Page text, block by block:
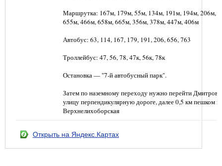
Маршрутка: 167м, 179м, 55м, 134м, 191м, 194м, 206м,
655м, 466м, 658м, 665м, 356м, 378м, 447м, 406м
Автобус: 63, 114, 167, 179, 191, 206, 656, 763
Троллейбус: 47, 56, 78, 47к, 56к, 78к
Остановка — "7-й автобусный парк".
Затем по наземному переходу нужно перейти
улицу перпендикулярную дороге, далее 0,5 км пешком
Верхнелихоборская
Открыть на Яндекс.Картах